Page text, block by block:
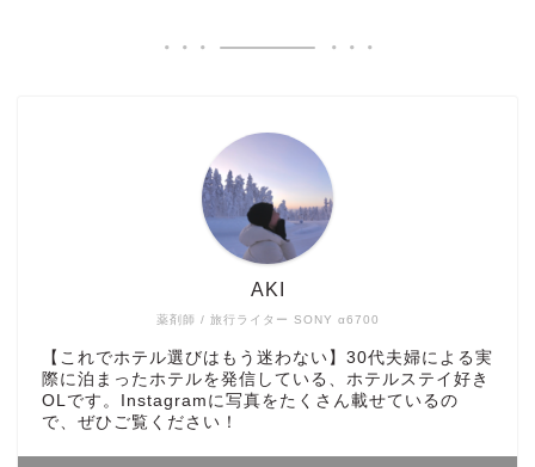
薬剤師 / 旅行ライター SONY α6700
AKI
【これでホテル選びはもう迷わない】30代夫婦による実
際に泊まったホテルを発信している、ホテルステイ好き
OLです。Instagramに写真をたくさん載せているの
で、ぜひご覧ください！